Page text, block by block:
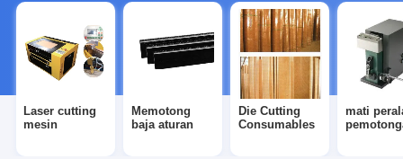
Laser cutting
mesin
Memotong
baja aturan
Die Cutting
Consumables
mati